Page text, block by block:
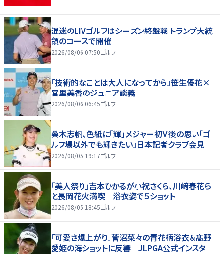
混迷のLIVゴルフはシーズン終盤戦 トランプ大統
領のコースで開催
2026/08/06 07:50ゴルフ
「技術的なことは大人になってから」笹生優花×
宮里美香のジュニア談義
2026/08/06 06:45ゴルフ
桑木志帆、色紙に「輝」メジャー初Ｖ後の思い「ゴ
ルフ場以外でも輝きたい」日本記者クラブ会見
2026/08/05 19:17ゴルフ
「美人祭り」吉本ひかるが小祝さくら、川﨑春花ら
と長岡花火満喫 浴衣姿で５ショット
2026/08/05 18:45ゴルフ
「可愛さ爆上がり」菅沼菜々の青花柄浴衣＆髙野
愛姫の海ショットに反響 JLPGA公式インスタ